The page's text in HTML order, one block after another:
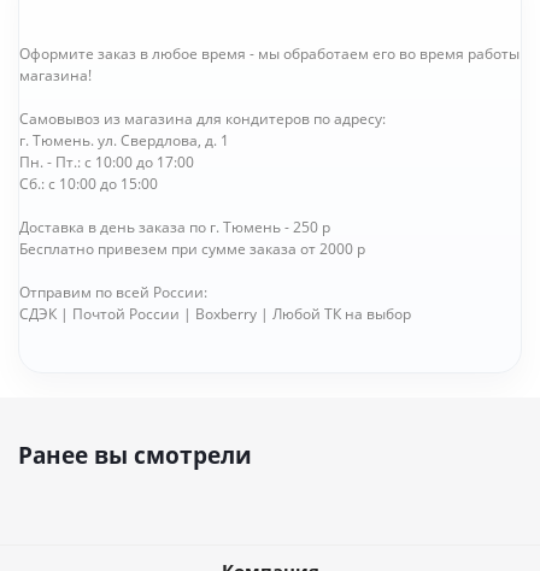
Оформите заказ в любое время - мы обработаем его во время работы
магазина!
Самовывоз из магазина для кондитеров по адресу:
г. Тюмень. ул. Свердлова, д. 1
Пн. - Пт.: с 10:00 до 17:00
Сб.: с 10:00 до 15:00
Доставка в день заказа по г. Тюмень - 250 р
Бесплатно привезем при сумме заказа от 2000 р
Отправим по всей России:
СДЭК | Почтой России | Boxberry | Любой ТК на выбор
Ранее вы смотрели